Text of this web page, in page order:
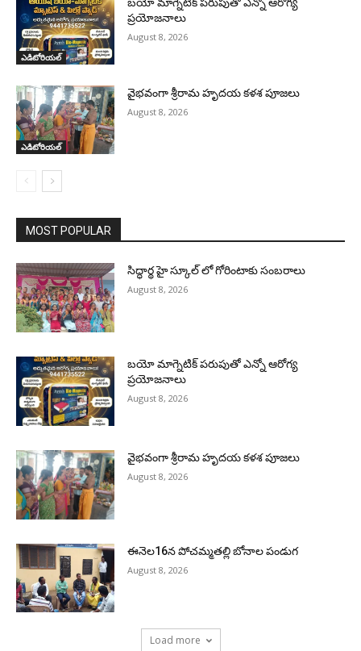
ఎడిటోరియల్
ప్రయోజనాలు
August 8, 2026
ఎడిటోరియల్
వైభవంగా శ్రీరామ హృదయ కళశ పూజలు
August 8, 2026
MOST POPULAR
సిద్ధార్థ హై స్కూల్ లో గోరింటాకు సంబరాలు
August 8, 2026
బయో మాగ్నెటిక్ పరుపుతో ఎన్నో ఆరోగ్య
ప్రయోజనాలు
August 8, 2026
వైభవంగా శ్రీరామ హృదయ కళశ పూజలు
August 8, 2026
ఈనెల16న పోచమ్మతల్లి బోనాల పండుగ
August 8, 2026
Load more